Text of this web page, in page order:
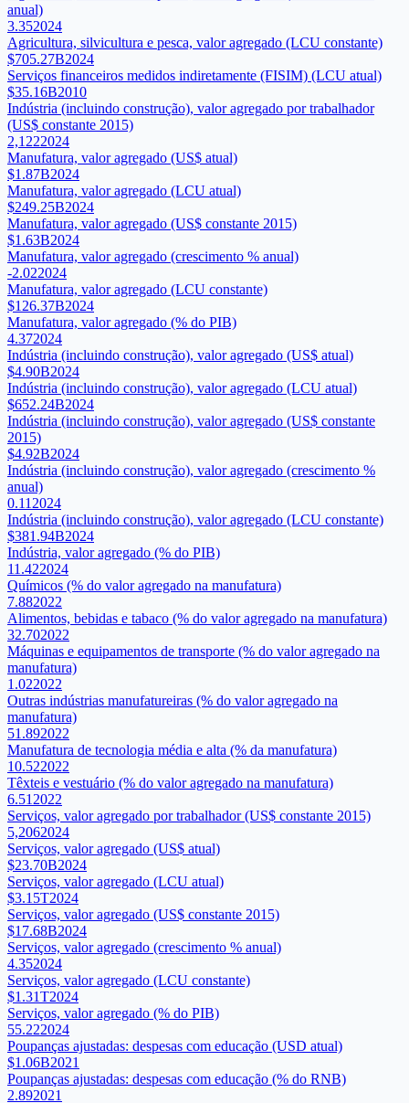
anual)
3.352024
Agricultura, silvicultura e pesca, valor agregado (LCU constante)
$705.27B2024
Serviços financeiros medidos indiretamente (FISIM) (LCU atual)
$35.16B2010
Indústria (incluindo construção), valor agregado por trabalhador
(US$ constante 2015)
2,1222024
Manufatura, valor agregado (US$ atual)
$1.87B2024
Manufatura, valor agregado (LCU atual)
$249.25B2024
Manufatura, valor agregado (US$ constante 2015)
$1.63B2024
Manufatura, valor agregado (crescimento % anual)
-2.022024
Manufatura, valor agregado (LCU constante)
$126.37B2024
Manufatura, valor agregado (% do PIB)
4.372024
Indústria (incluindo construção), valor agregado (US$ atual)
$4.90B2024
Indústria (incluindo construção), valor agregado (LCU atual)
$652.24B2024
Indústria (incluindo construção), valor agregado (US$ constante
2015)
$4.92B2024
Indústria (incluindo construção), valor agregado (crescimento %
anual)
0.11 2024
Indústria (incluindo construção), valor agregado (LCU constante)
$381.94B2024
Indústria, valor agregado (% do PIB)
11.422024
Químicos (% do valor agregado na manufatura)
7.882022
Alimentos, bebidas e tabaco (% do valor agregado na manufatura)
32.702022
Máquinas e equipamentos de transporte (% do valor agregado na
manufatura)
1.022022
Outras indústrias manufatureiras (% do valor agregado na
manufatura)
51.892022
Manufatura de tecnologia média e alta (% da manufatura)
10.522022
Têxteis e vestuário (% do valor agregado na manufatura)
6.51 2022
Serviços, valor agregado por trabalhador (US$ constante 2015)
5,2062024
Serviços, valor agregado (US$ atual)
$23.70B2024
Serviços, valor agregado (LCU atual)
$3.15T2024
Serviços, valor agregado (US$ constante 2015)
$17.68B2024
Serviços, valor agregado (crescimento % anual)
4.352024
Serviços, valor agregado (LCU constante)
$1.31T2024
Serviços, valor agregado (% do PIB)
55.222024
Poupanças ajustadas: despesas com educação (USD atual)
$1.06B2021
Poupanças ajustadas: despesas com educação (% do RNB)
2.892021